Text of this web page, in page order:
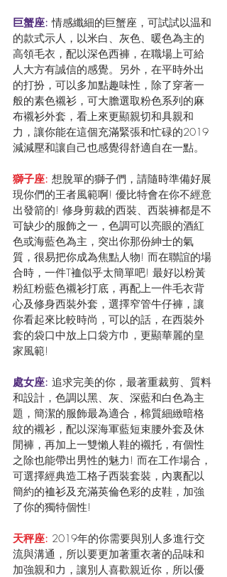
巨蟹座: 情感纖細的巨蟹座，可試試以温和
的款式示人，以米白、灰色、暖色為主的
高領毛衣，配以深色西褲，在職場上可給
人大方有誠信的感覺。另外，在平時外出
的打扮，可以多加點趣味性，除了穿著一
般的素色襯衫，可大膽選取粉色系列的麻
布襯衫外套，看上來更顯親切和具親和
力，讓你能在這個充滿緊張和忙碌的2019
減減壓和讓自己也感覺得舒適自在一點。
獅子座: 想脫單的獅子們，請隨時準備好展
現你們的王者風範啊! 優比特會在你不經意
出發箭的! 修身剪裁的西裝、西裝褲都是不
可缺少的服飾之一，色調可以亮眼的酒紅
色或海藍色為主，突出你那份紳士的氣
質，很易把你成為焦點人物! 而在聯誼的場
合時，一件T裇似乎太簡單吧! 最好以粉黃
粉紅粉藍色襯衫打底，再配上一件毛衣背
心及修身西裝外套，選擇窄管牛仔褲，讓
你看起來比較時尚，可以的話，在西裝外
套的袋口中放上口袋方巾，更顯華麗的皇
家風範!
處女座: 追求完美的你，最著重裁剪、質料
和設計，色調以黑、灰、深藍和白色為主
題，簡潔的服飾最為適合，棉質細緻暗格
紋的襯衫，配以深海軍藍短束腰外套及休
閒褲，再加上一雙懶人鞋的襯托，有個性
之除也能帶出男性的魅力! 而在工作場合，
可選擇經典造工格子西裝套裝，內裏配以
簡約的裇衫及充滿英倫色彩的皮鞋，加強
了你的獨特個性!
天秤座: 2019年的你需要與別人多進行交
流與溝通，所以要更加著重衣著的品味和
加強親和力，讓別人喜歡親近你，所以優